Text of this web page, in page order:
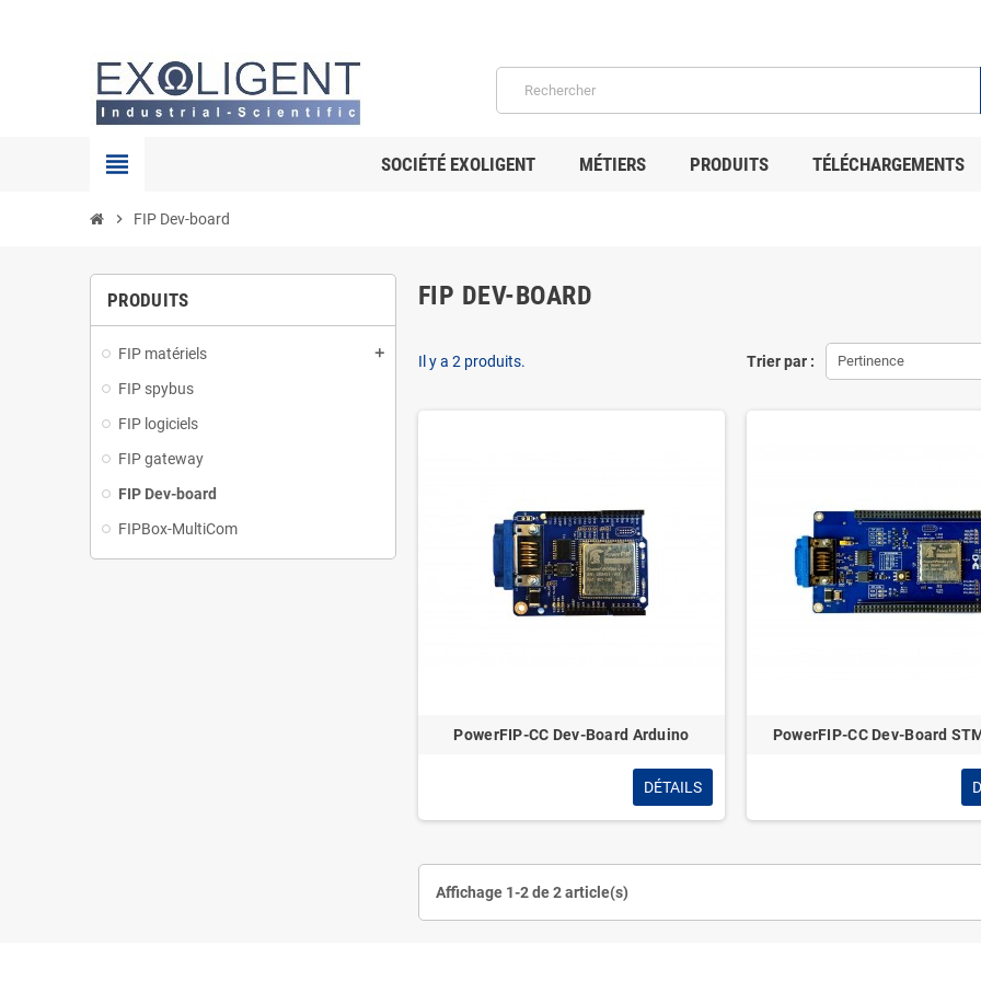
view_headline SOCIÉTÉ EXOLIGENT MÉTIERS PRODUITS TÉLÉCHARGEMENTS
chevron_right FIP Dev-board
PRODUITS
FIP matériels add
FIP spybus
FIP logiciels
FIP gateway
FIP Dev-board
FIPBox-MultiCom
FIP DEV-BOARD
Trier par : Pertinence
Il y a 2 produits.
PowerFIP-CC Dev-Board Arduino
DÉTAILS
PowerFIP-CC Dev-Board
Affichage 1-2 de 2 article(s)